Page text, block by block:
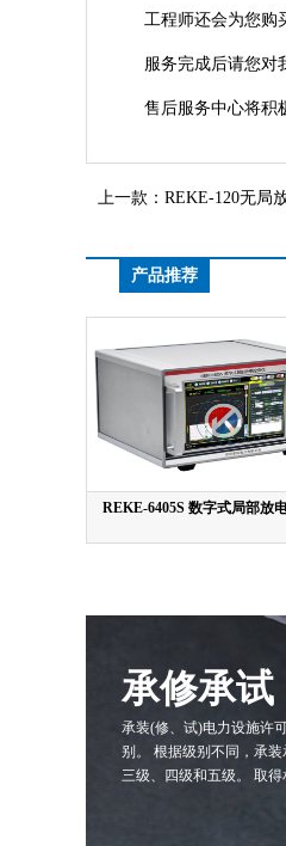
工程师还会为您购买
服务完成后请您对我
售后服务中心将积极
上一款： REKE-120无局
产品推荐
REKE-6405S 数字式局部放
承修承试
承装(修、试)电力设施许
别。 根据级别不同，承装
三级、四级和五级。 取